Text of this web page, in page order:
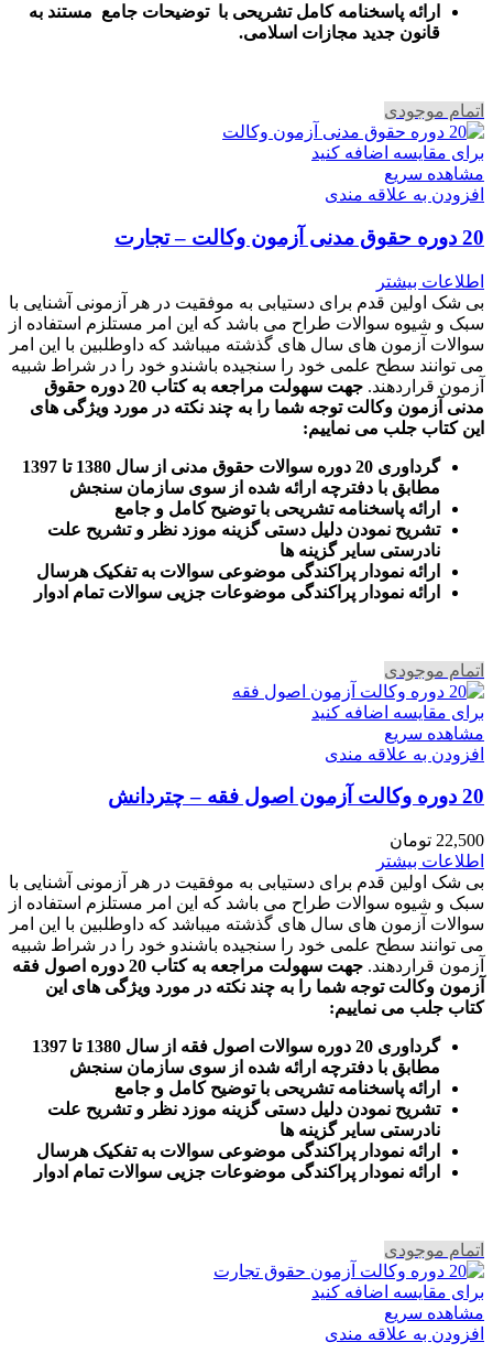
ارائه پاسخنامه کامل تشریحی با توضیحات جامع مستند به
قانون جدید مجازات اسلامی.
اتمام موجودی
برای مقایسه اضافه کنید
مشاهده سریع
افزودن به علاقه مندی
20 دوره حقوق مدنی آزمون وکالت – تجارت
اطلاعات بیشتر
بی شک اولین قدم برای دستیابی به موفقیت در هر آزمونی آشنایی با
سبک و شیوه سوالات طراح می باشد که این امر مستلزم استفاده از
سوالات آزمون های سال های گذشته میباشد که داوطلبین با این امر
می توانند سطح علمی خود را سنجیده باشندو خود را در شراط شبیه
آزمون قراردهند.
جهت سهولت مراجعه به کتاب 20 دوره حقوق
مدنی آزمون وکالت توجه شما را به چند نکته در مورد ویژگی های
این کتاب جلب می نماییم:
گرداوری 20 دوره سوالات حقوق مدنی از سال 1380 تا 1397
مطابق با دفترچه ارائه شده از سوی سازمان سنجش
ارائه پاسخنامه تشریحی با توضیح کامل و جامع
تشریح نمودن دلیل دستی گزینه موزد نظر و تشریح علت
نادرستی سایر گزینه ها
ارائه نمودار پراکندگی موضوعی سوالات به تفکیک هرسال
رائه نمودار پراکندگی موضوعات جزیی سوالات تمام ادوار
اتمام موجودی
برای مقایسه اضافه کنید
مشاهده سریع
افزودن به علاقه مندی
20 دوره وکالت آزمون اصول فقه – چتردانش
22,500 تومان
اطلاعات بیشتر
بی شک اولین قدم برای دستیابی به موفقیت در هر آزمونی آشنایی با
سبک و شیوه سوالات طراح می باشد که این امر مستلزم استفاده از
سوالات آزمون های سال های گذشته میباشد که داوطلبین با این امر
می توانند سطح علمی خود را سنجیده باشندو خود را در شراط شبیه
آزمون قراردهند.
جهت سهولت مراجعه به کتاب 20 دوره اصول فقه
آزمون وکالت توجه شما را به چند نکته در مورد ویژگی های این
کتاب جلب می نماییم:
گرداوری 20 دوره سوالات اصول فقه از سال 1380 تا 1397
مطابق با دفترچه ارائه شده از سوی سازمان سنجش
ارائه پاسخنامه تشریحی با توضیح کامل و جامع
تشریح نمودن دلیل دستی گزینه موزد نظر و تشریح علت
نادرستی سایر گزینه ها
ارائه نمودار پراکندگی موضوعی سوالات به تفکیک هرسال
رائه نمودار پراکندگی موضوعات جزیی سوالات تمام ادوار
اتمام موجودی
برای مقایسه اضافه کنید
مشاهده سریع
افزودن به علاقه مندی